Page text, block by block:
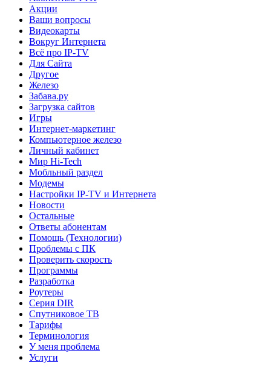
Акции
Ваши вопросы
Видеокарты
Вокруг Интернета
Всё про IP-TV
Для Сайта
Другое
Железо
Забава.ру
Загрузка сайтов
Игры
Интернет-маркетинг
Компьютерное железо
Личный кабинет
Мир Hi-Tech
Мобльный раздел
Модемы
Настройки IP-TV и Интернета
Новости
Остальные
Ответы абонентам
Помощь (Технологии)
Проблемы с ПК
Проверить скорость
Программы
Разработка
Роутеры
Серия DIR
Спутниковое ТВ
Тарифы
Терминология
У меня проблема
Услуги